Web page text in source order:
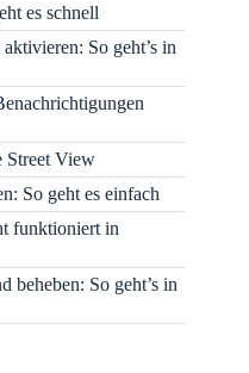
es schnell
So geht’s in
Street View
So geht es einfach
funktioniert in
beheben: So geht’s in